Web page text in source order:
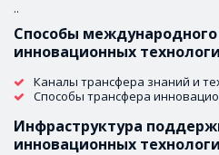
..
Способы
инновационных
Каналы трансфера знаний и
Способы трансфера
Инфраструктура
инновационных